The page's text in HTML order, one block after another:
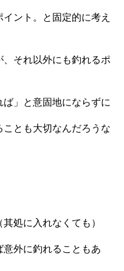
ント。と固定的に考え
それ以外にも釣れるポ
」と意固地にならずに
とも大切なんだろうな
処に入れなくても）
意外に釣れることもあ